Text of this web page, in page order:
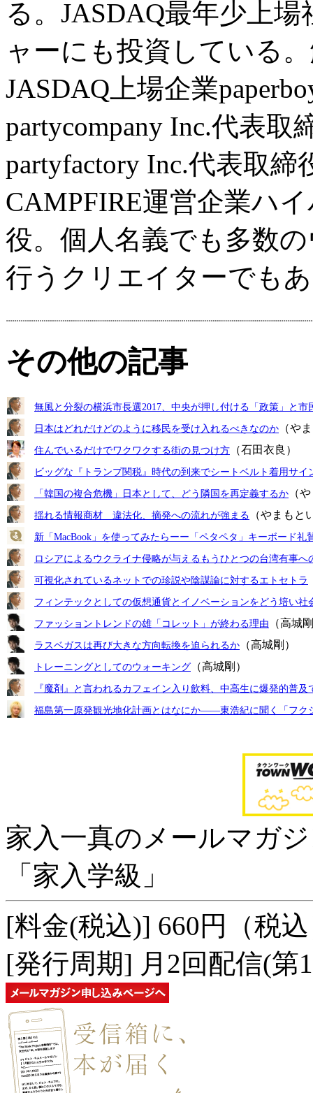
る。JASDAQ最年少上
ャーにも投資している
JASDAQ上場企業
partycompany Inc.代表
partyfactory Inc.代表取
CAMPFIRE運営企業ハ
役。個人名義でも多数
行うクリエイターでも
その他の記事
無風と分裂の横浜市長選2017、中央が押し付ける「政策」と市
日本はどれだけどのように移民を受け入れるべきなのか （や
住んでいるだけでワクワクする街の見つけ方 （石田衣良）
ビッグな『トランプ関税』時代の到来でシートベルト着用サイ
「韓国の複合危機」日本として、どう隣国を再定義するか （
揺れる情報商材 違法化、摘発への流れが強まる （やまもと
新「MacBook」を使ってみたらーー「ペタペタ」キーボード礼
ロシアによるウクライナ侵略が与えるもうひとつの台湾有事へ
可視化されているネットでの珍説や陰謀論に対するエトセトラ
フィンテックとしての仮想通貨とイノベーションをどう培い社
ファッショントレンドの雄「コレット」が終わる理由 （高城
ラスベガスは再び大きな方向転換を迫られるか （高城剛）
トレーニングとしてのウォーキング （高城剛）
『魔剤』と言われるカフェイン入り飲料、中高生に爆発的普
福島第一原発観光地化計画とはなにか――東浩紀に聞く「フク
家入一真のメールマガ
「家入学級」
[料金(税込)] 660円（税
[発行周期] 月2回配信(第